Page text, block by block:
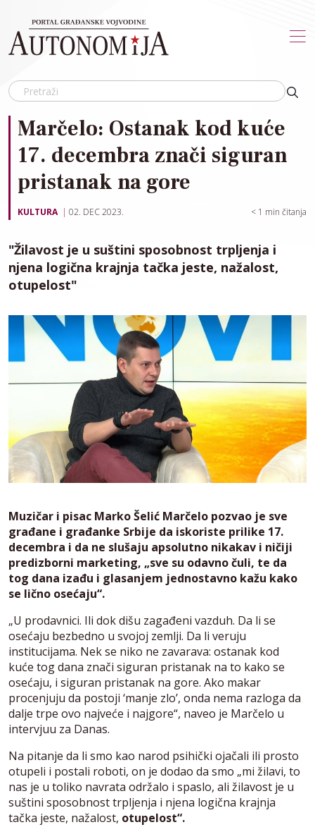
Marčelo: Ostanak kod kuće
17. decembra znači siguran
pristanak na gore
KULTURA 02. DEC 2023. < 1 min čitanja
"Žilavost je u suštini sposobnost trpljenja i
njena logična krajnja tačka jeste, nažalost,
otupelost"
Muzičar i pisac Marko Šelić Marčelo pozvao je sve
građane i građanke Srbije da iskoriste prilike 17.
decembra i da ne slušaju apsolutno nikakav i ničiji
predizborni marketing, „sve su odavno čuli, te da
tog dana izađu i glasanjem jednostavno kažu kako
se lično osećaju“.
„U prodavnici. Ili dok dišu zagađeni vazduh. Da li se
osećaju bezbedno u svojoj zemlji. Da li veruju
institucijama. Nek se niko ne zavarava: ostanak kod
kuće tog dana znači siguran pristanak na to kako se
osećaju, i siguran pristanak na gore. Ako makar
procenjuju da postoji ‘manje zlo’, onda nema razloga da
dalje trpe ovo najveće i najgore“, naveo je Marčelo u
intervjuu za Danas.
Na pitanje da li smo kao narod psihički ojačali ili prosto
otupeli i postali roboti, on je dodao da smo „mi žilavi, to
nas je u toliko navrata održalo i spaslo, ali žilavost je u
suštini sposobnost trpljenja i njena logična krajnja
tačka jeste, nažalost, otupelost“.